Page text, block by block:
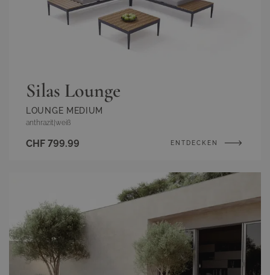
Silas Lounge
LOUNGE MEDIUM
anthrazit weiß
CHF 799.99 ENTDECKEN